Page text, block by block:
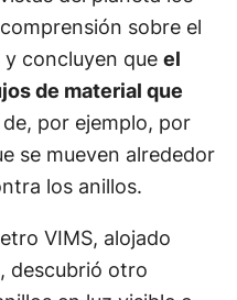
sobre el
concluyen que el
de material que
por ejemplo, por
se mueven alrededor
los anillos.
VIMS, alojado
descubrió otro